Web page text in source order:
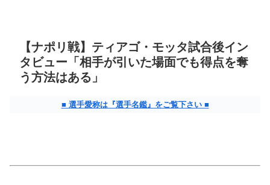
【ナポリ戦】ティアゴ・モッタ試合後イン
タビュー「相手が引いた場面でも得点を奪
う方法はある」
■ 選手愛称は『選手名鑑』をご覧下さい ■